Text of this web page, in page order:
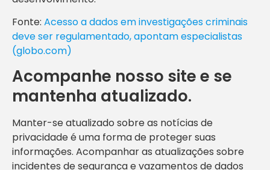
Fonte: Acesso a dados em investigações criminais
deve ser regulamentado, apontam especialistas
(globo.com)
Acompanhe nosso site e se
mantenha atualizado.
Manter-se atualizado sobre as notícias de
privacidade é uma forma de proteger suas
informações. Acompanhar as atualizações sobre
incidentes de segurança e vazamentos de dados